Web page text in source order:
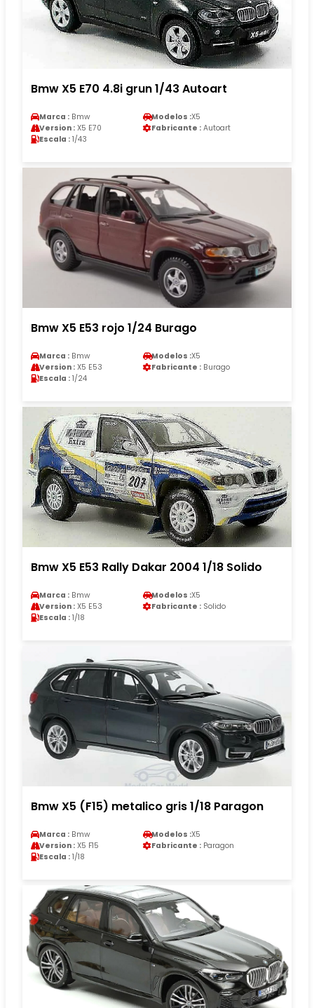
Bmw X5 E70 4.8i grun 1/43 Autoart
Marca : Bmw Modelos :X5
Version : X5 E70 Fabricante : Autoart
Escala : 1/43
Bmw X5 E53 rojo 1/24 Burago
Marca : Bmw Modelos :X5
Version : X5 E53 Fabricante : Burago
Escala : 1/24
Bmw X5 E53 Rally Dakar 2004 1/18 Solido
Marca : Bmw Modelos :X5
Version : X5 E53 Fabricante : Solido
Escala : 1/18
Bmw X5 (F15) metalico gris 1/18 Paragon
Marca : Bmw Modelos :X5
Version : X5 F15 Fabricante : Paragon
Escala : 1/18